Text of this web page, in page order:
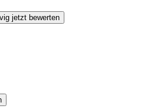
jetzt bewerten